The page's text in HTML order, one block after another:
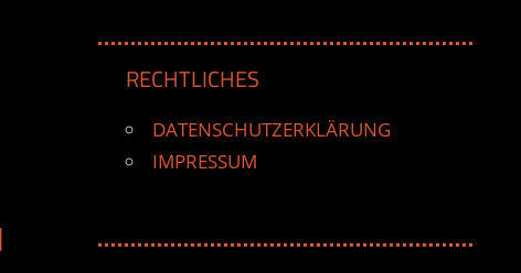
RECHTLICHES
DATENSCHUTZERKLÄRUNG
IMPRESSUM